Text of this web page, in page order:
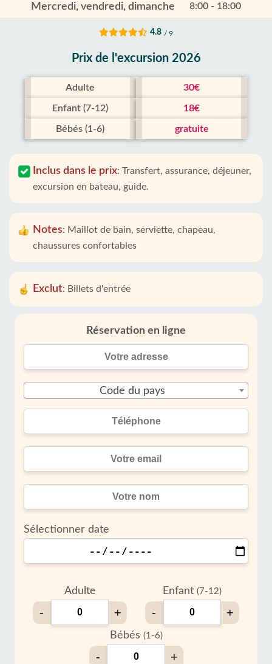
Mercredi, vendredi, dimanche 8:00 - 18:00
4.8 / 9
Prix ​​de l'excursion 2026
Adulte 30€
Enfant (7-12) 18€
Bébés (1-6) gratuite
Inclus dans le prix: Transfert, assurance, déjeuner,
excursion en bateau, guide.
Notes: Maillot de bain, serviette, chapeau,
chaussures confortables
Exclut: Billets d'entrée
Réservation en ligne
Code du pays
Sélectionner date
Adulte
- +
Enfant (7-12)
- +
Bébés (1-6)
- +